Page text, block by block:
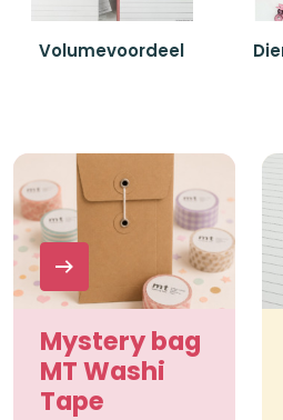
Volumevoordeel
Mystery bag
MT Washi
Tape